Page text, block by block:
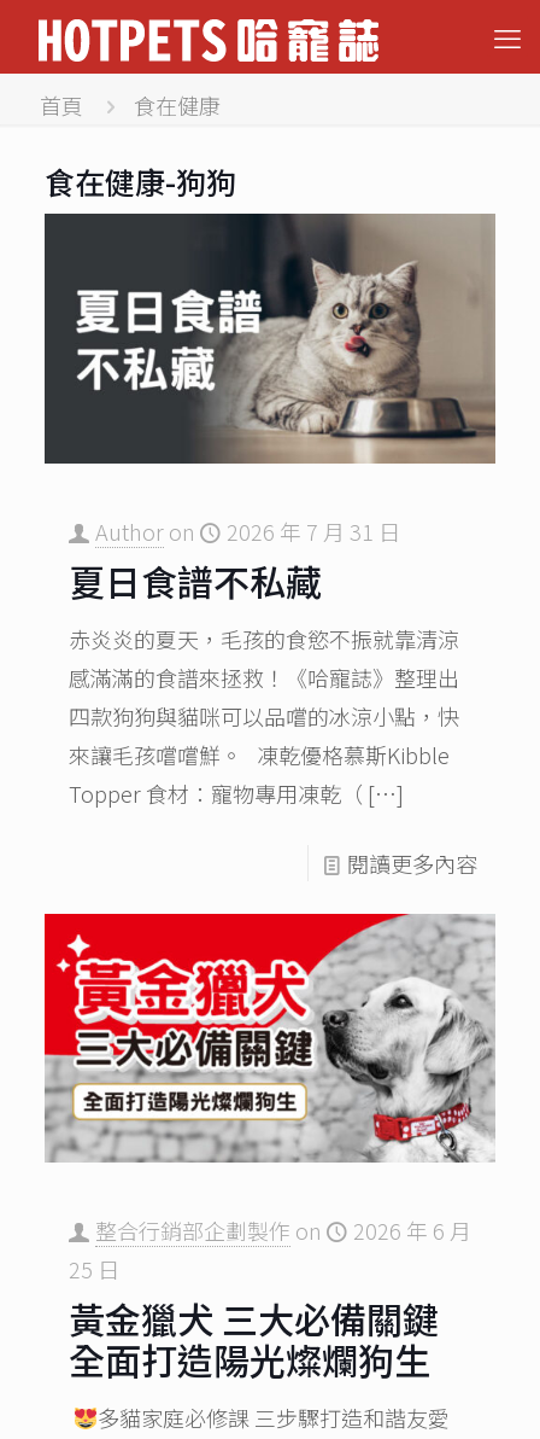
首頁 食在健康
食在健康-狗狗
Authoron 2026 年 7 月 31 日
夏日食譜不私藏
赤炎炎的夏天，毛孩的食慾不振就靠清涼
感滿滿的食譜來拯救！《哈寵誌》整理出
四款狗狗與貓咪可以品嚐的冰涼小點，快
來讓毛孩嚐嚐鮮。 凍乾優格慕斯Kibble
Topper 食材：寵物專用凍乾（ […]
閱讀更多內容
整合行銷部企劃製作 on
2026 年 6 月
25 日
黃金獵犬 三大必備關鍵
全面打造陽光燦爛狗生
多貓家庭必修課 三步驟打造和諧友愛